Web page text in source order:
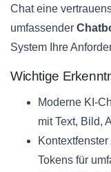
Chat eine
umfassender
System Ihre
Wichtige
Moderne KI-
mit Text, Bild,
Tokens für